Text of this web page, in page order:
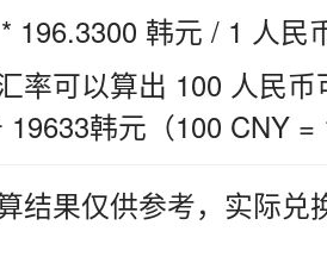
196.3300 韩元 / 1 人民
率可以算出 100 人民
19633韩元（100 CNY =
结果仅供参考，实际